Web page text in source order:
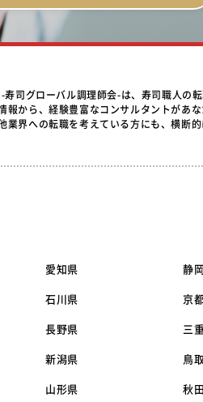
司グローバル調理師会-は、寿司職人の
報から、経験豊富なコンサルタントがあ
業界への転職を考えている方にも、横断
愛知県 静
石川県 京
長野県 三
新潟県 鳥
山形県 秋